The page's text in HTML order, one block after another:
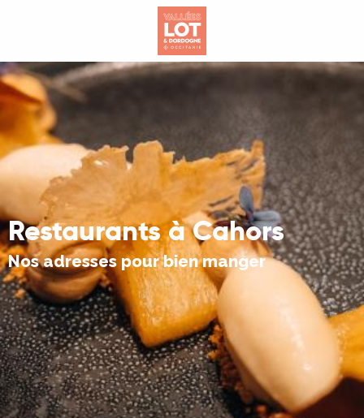
principal
Restaurants à Cahors
Nos adresses pour bien manger